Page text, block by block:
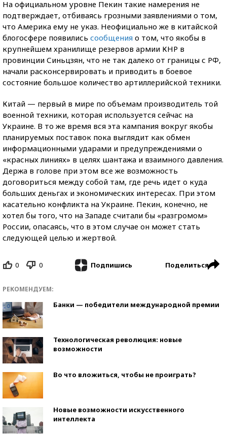
На официальном уровне Пекин такие намерения не
подтверждает, отбиваясь грозными заявлениями о том,
что Америка ему не указ. Неофициально же в китайской
блогосфере появились сообщения о том, что якобы в
крупнейшем хранилище резервов армии КНР в
провинции Синьцзян, что не так далеко от границы с РФ,
начали расконсервировать и приводить в боевое
состояние большое количество артиллерийской техники.
Китай — первый в мире по объемам производитель той
военной техники, которая используется сейчас на
Украине. В то же время вся эта кампания вокруг якобы
планируемых поставок пока выглядит как обмен
информационными ударами и предупреждениями о
«красных линиях» в целях шантажа и взаимного давления.
Держа в голове при этом все же возможность
договориться между собой там, где речь идет о куда
больших деньгах и экономических интересах. При этом
касательно конфликта на Украине. Пекин, конечно, не
хотел бы того, что на Западе считали бы «разгромом»
России, опасаясь, что в этом случае он может стать
следующей целью и жертвой.
0 0 Подпишись Поделиться
РЕКОМЕНДУЕМ:
Банки — победители международной премии
Технологическая революция: новые
возможности
Во что вложиться, чтобы не проиграть?
Новые возможности искусственного
интеллекта